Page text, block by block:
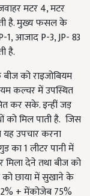
मटर 4, मटर
है. मुख्य फसल के
1, आजाद P-3, JP- 83
है.
को राइजोबियम
कल्चर में उपस्थित
कर सके. इन्हीं जड़
को मिल पाती है. जिस
उपचार करना
का 1 लीटर पानी में
देने तथा बीज को
को छाया में सुखाने के
+ मेंकोजेब 75%